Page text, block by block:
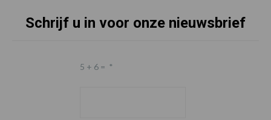
Schrijf u in voor onze nieuwsbrief
5 + 6 = *